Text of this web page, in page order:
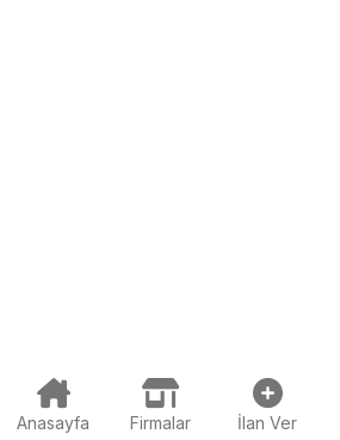
Anasayfa Firmalar İlan Ver